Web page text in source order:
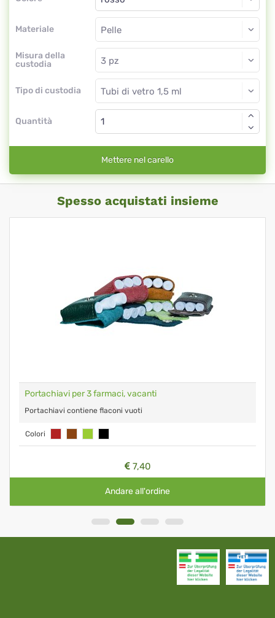
Materiale
Misura della
custodia
Tipo di custodia
Quantità
Mettere nel carello
Spesso acquistati insieme
Portachiavi per 3 farmaci, vacanti
Portachiavi contiene flaconi vuoti
Colori
7,40
Andare all'ordine